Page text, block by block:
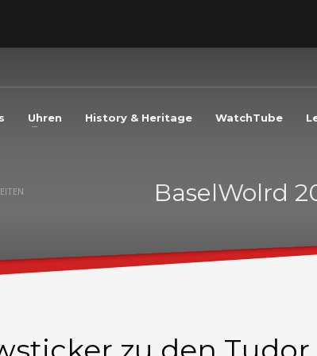
3
Uhren History & Heritage WatchTube
BaselWolrd